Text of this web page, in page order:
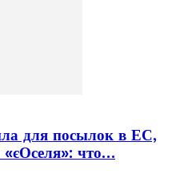
для посылок в ЕС,
что…